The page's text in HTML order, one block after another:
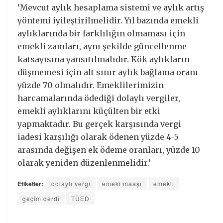
‘Mevcut aylık hesaplama sistemi ve aylık artış
yöntemi iyileştirilmelidir. Yıl bazında emekli
aylıklarında bir farklılığın olmaması için
emekli zamları, aynı şekilde güncellenme
katsayısına yansıtılmalıdır. Kök aylıkların
düşmemesi için alt sınır aylık bağlama oranı
yüzde 70 olmalıdır. Emeklilerimizin
harcamalarında ödediği dolaylı vergiler,
emekli aylıklarını küçülten bir etki
yapmaktadır. Bu gerçek karşısında vergi
iadesi karşılığı olarak ödenen yüzde 4-5
arasında değişen ek ödeme oranları, yüzde 10
olarak yeniden düzenlenmelidir.’
Etiketler: dolaylı vergi emeki maaşı
emekli
geçim derdi
TÜED